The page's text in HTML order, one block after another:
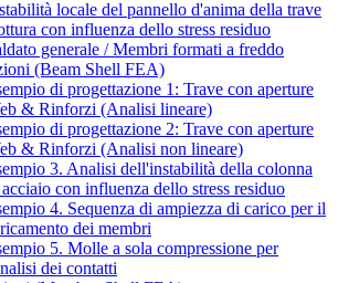
locale del pannello d'anima della trave
con influenza dello stress residuo
generale / Membri formati a freddo
(Beam Shell FEA)
di progettazione 1: Trave con aperture
& Rinforzi (Analisi lineare)
di progettazione 2: Trave con aperture
& Rinforzi (Analisi non lineare)
3. Analisi dell'instabilità della colonna
con influenza dello stress residuo
4. Sequenza di ampiezza di carico per il
dei membri
5. Molle a sola compressione per
dei contatti